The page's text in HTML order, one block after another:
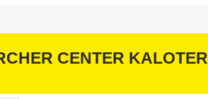
CENTER